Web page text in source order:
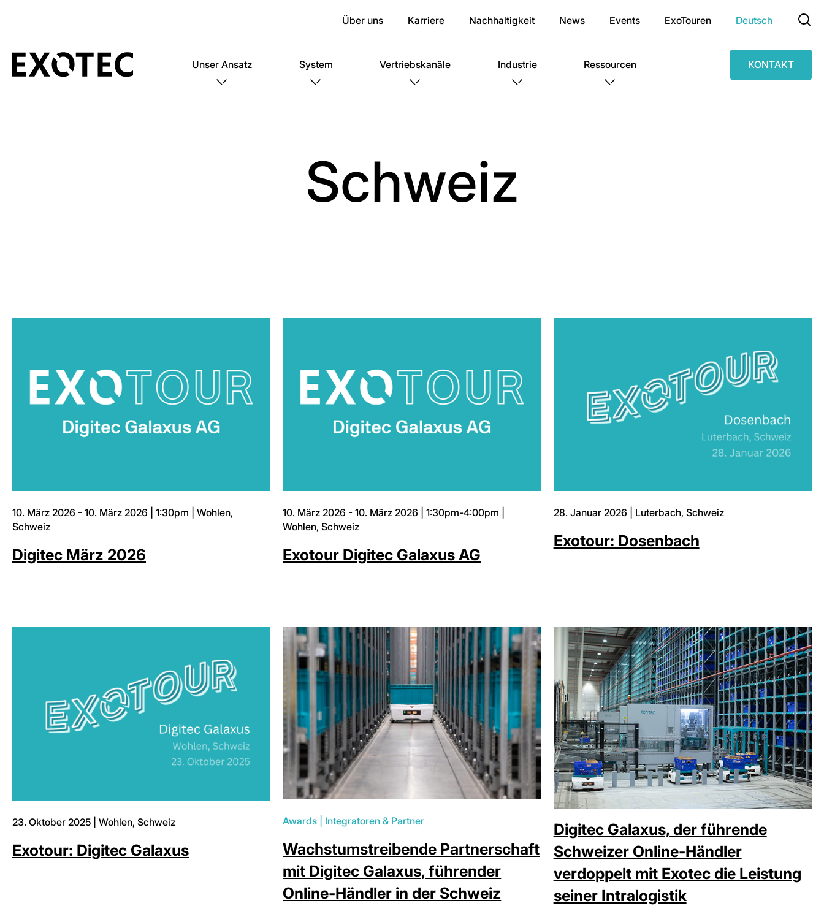
Über uns Karriere Nachhaltigkeit News Events ExoTouren Deutsch
Unser Ansatz System Vertriebskanäle Industrie Ressourcen KONTAKT
Schweiz
10. März 2026 - 10. März 2026 | 1:30pm | Wohlen,
Schweiz
Digitec März 2026
10. März 2026 - 10. März 2026 | 1:30pm-4:00pm |
Wohlen, Schweiz
Exotour Digitec Galaxus AG
28. Januar 2026 | Luterbach, Schweiz
Exotour: Dosenbach
23. Oktober 2025 | Wohlen, Schweiz
Exotour: Digitec Galaxus
Awards Integratoren & Partner
Wachstumstreibende Partnerschaft
mit Digitec Galaxus, führender
Online-Händler in der Schweiz
Digitec Galaxus, der führende
Schweizer Online-Händler
verdoppelt mit Exotec die Leistung
seiner Intralogistik